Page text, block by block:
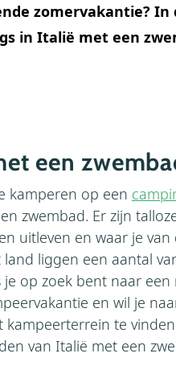
zomervakantie?
in Italië met een
een
kamperen op een
zwembad. Er zijn
uitleven en waar je
liggen een aantal
op zoek bent naar
en wil je
te
van Italië met een